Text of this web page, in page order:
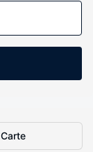
Carte